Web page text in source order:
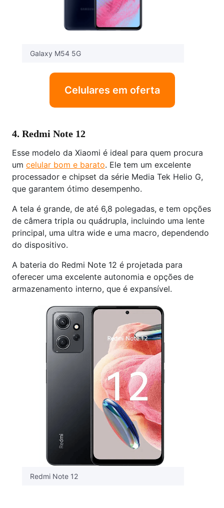
Galaxy M54 5G
Celulares em oferta
4. Redmi Note 12
Esse modelo da Xiaomi é ideal para quem procura
um celular bom e barato. Ele tem um excelente
processador e chipset da série Media Tek Helio G,
que garantem ótimo desempenho.
A tela é grande, de até 6,8 polegadas, e tem opções
de câmera tripla ou quádrupla, incluindo uma lente
principal, uma ultra wide e uma macro, dependendo
do dispositivo.
A bateria do Redmi Note 12 é projetada para
oferecer uma excelente autonomia e opções de
armazenamento interno, que é expansível.
Redmi Note 12